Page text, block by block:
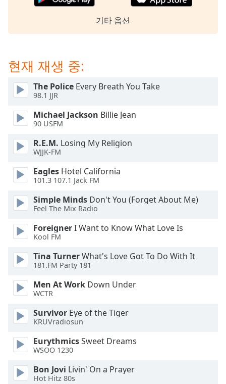
and
close
window.
Color
Background
Color
Opacity
Caption
Area
Background
기타 옵션
현재 재생 중:
The Police Every Breath You Take
98.1 JJR
Michael Jackson Billie Jean
90 USFM
R.E.M. Losing My Religion
WJJK-FM
Eagles Hotel California
101.3 107.1 Jack FM
Simple Minds Don't You (Forget About Me)
Feel The Mix Radio
ForeignerI Want to Know What Love Is
Kool FM
Tina TurnerWhat's Love Got To Do With It
181.FM Party 181
Men At Work Down Under
WCTR
Survivor Eye of the Tiger
KRUVradiosun
EurythmicsSweet Dreams
WSOO 1230
Bon Jovi Livin' On a Prayer
Hot Hitz 80s